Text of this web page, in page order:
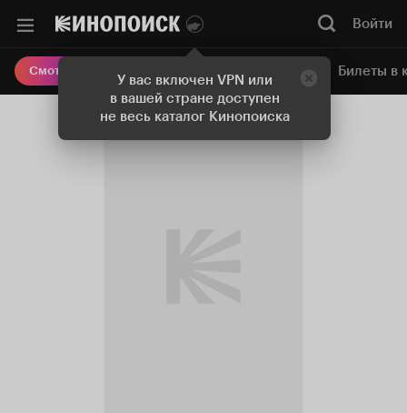
У вас включен VPN или
в вашей стране доступен
не весь каталог Кинопоиска
Войти
Смотреть кино Онлайн-кинотеатр Билеты в